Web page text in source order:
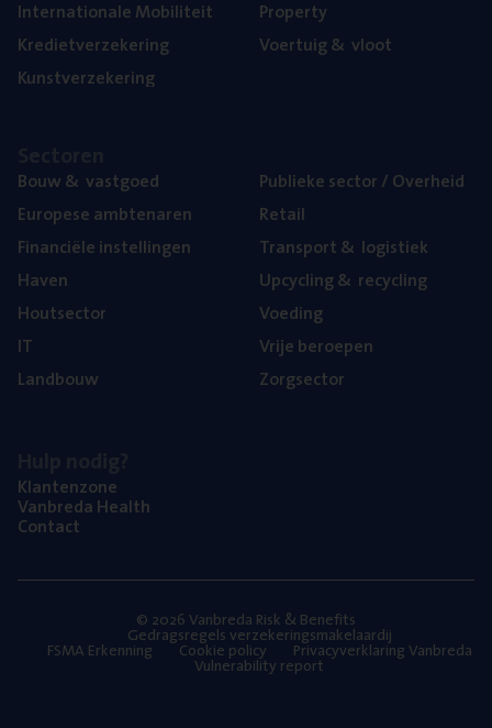
Inter­na­ti­o­na­le Mobiliteit
Kre­diet­ver­ze­ke­ring
Kunst­ver­ze­ke­ring
Pro­per­ty
Voer­tuig& vloot
Bouw& vastgoed
Euro­pe­se ambtenaren
Finan­ci­ë­le instellingen
Haven
Hout­sec­tor
IT
Land­bouw
Publie­ke sec­tor / Overheid
Retail
Trans­port& logistiek
Upcy­cling& recycling
Voe­ding
Vrije beroe­pen
Zorg­sec­tor
Klan­ten­zo­ne
Van­b­re­da Health
Con­tact
© 2026 Vanbreda Risk & Benefits
Gedragsregels verzekeringsmakelaardij
FSMA Erkenning Cookie policy Privacyverklaring Vanbreda
Vulnerability report